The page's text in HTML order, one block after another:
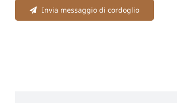
Invia messaggio di cordoglio